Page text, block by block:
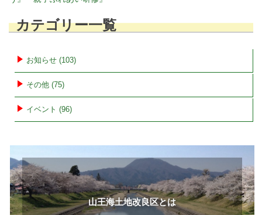
ナ
ビ
ゲ
ー
シ
ョ
ン
カテゴリー一覧
お知らせ (103)
その他 (75)
イベント (96)
山王海土地改良区とは